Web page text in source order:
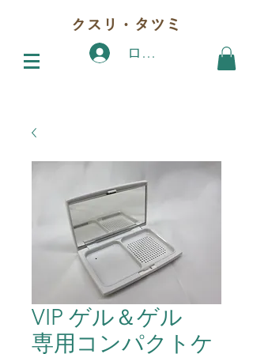
クスリ・タツミ
ログイン
VIP ゲル＆ゲル
専用コンパクトケ